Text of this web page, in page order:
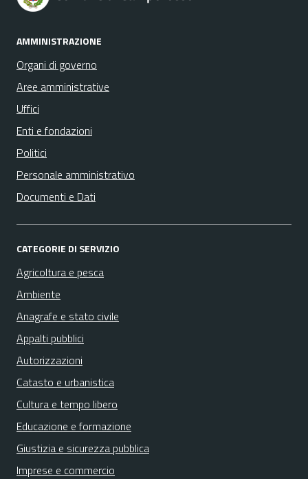
AMMINISTRAZIONE
Organi di governo
Aree amministrative
Uffici
Enti e fondazioni
Politici
Personale amministrativo
Documenti e Dati
CATEGORIE DI SERVIZIO
Agricoltura e pesca
Ambiente
Anagrafe e stato civile
Appalti pubblici
Autorizzazioni
Catasto e urbanistica
Cultura e tempo libero
Educazione e formazione
Giustizia e sicurezza pubblica
Imprese e commercio